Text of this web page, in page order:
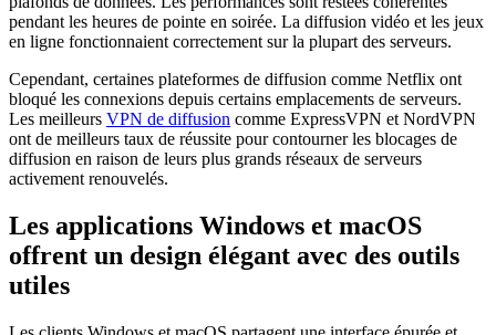
pendant les heures de pointe en soirée. La diffusion vidéo et les jeux
en ligne fonctionnaient correctement sur la plupart des serveurs.
Cependant, certaines plateformes de diffusion comme Netflix ont
bloqué les connexions depuis certains emplacements de serveurs.
Les meilleurs VPN de diffusion comme ExpressVPN et NordVPN
ont de meilleurs taux de réussite pour contourner les blocages de
diffusion en raison de leurs plus grands réseaux de serveurs
activement renouvelés.
Les applications Windows et macOS
offrent un design élégant avec des outils
utiles